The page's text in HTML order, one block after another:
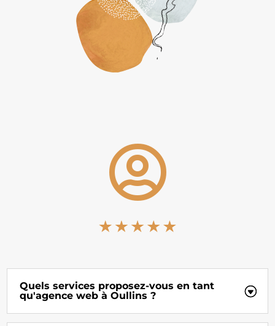

Quels services proposez-vous en tant
qu'agence web à Oullins ?